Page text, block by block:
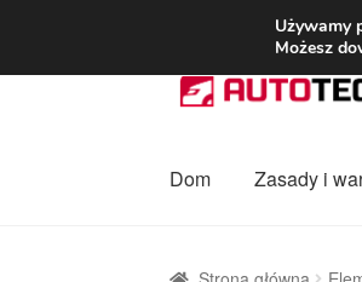
Przejdź
do
Przejdź
do
Dom Zasady i
Używamy
Możesz